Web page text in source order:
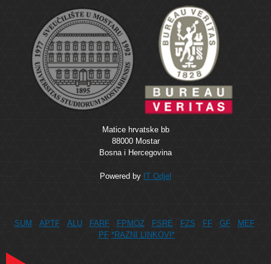
Matice hrvatske bb
88000 Mostar
Bosna i Hercegovina
Powered by IT Odjel
SUM APTF ALU FARF FPMOZ FSRE FZS FF GF
MEF
PF *RAZNI LINKOVI*